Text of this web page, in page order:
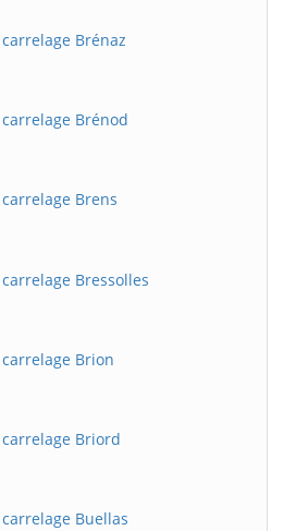
Brénaz
Brénod
Brens
Bressolles
Brion
Briord
Buellas